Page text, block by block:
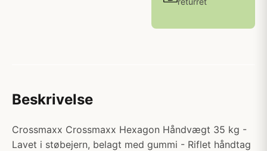
Beskrivelse
Crossmaxx Crossmaxx Hexagon Håndvægt 35 kg -
Lavet i støbejern, belagt med gummi - Riflet håndtag